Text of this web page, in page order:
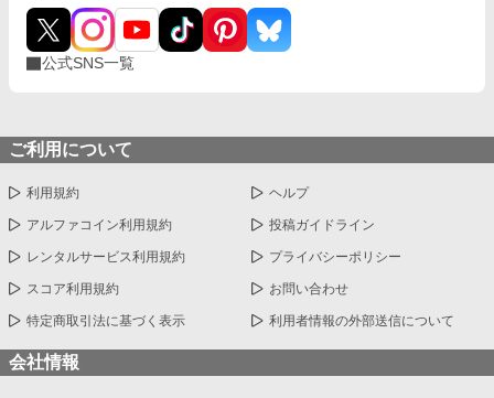
公式SNS一覧
ご利用について
利用規約 ヘルプ
アルファコイン利用規約 投稿ガイドライン
レンタルサービス利用規約 プライバシーポリシー
スコア利用規約 お問い合わせ
特定商取引法に基づく表示 利用者情報の外部送信について
会社情報